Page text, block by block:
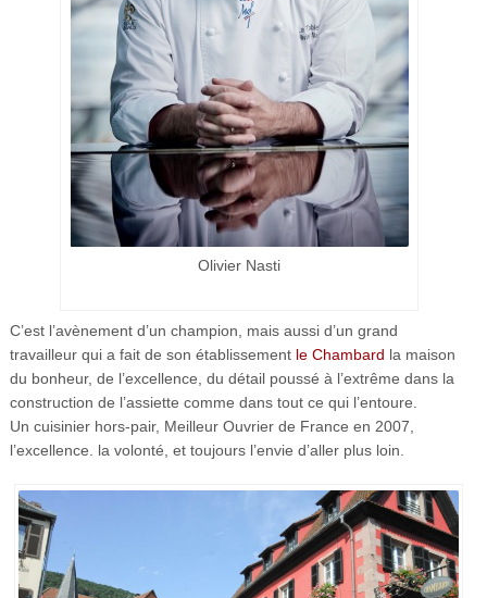
Olivier Nasti
C’est l’avènement d’un champion, mais aussi d’un grand
travailleur qui a fait de son établissement le Chambard la maison
du bonheur, de l’excellence, du détail poussé à l’extrême dans la
construction de l’assiette comme dans tout ce qui l’entoure.
Un cuisinier hors-pair, Meilleur Ouvrier de France en 2007,
l’excellence. la volonté, et toujours l’envie d’aller plus loin.